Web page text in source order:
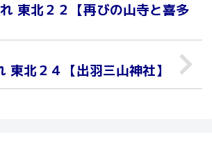
東北２２【再びの山寺と喜多
東北２４【出羽三山神社】